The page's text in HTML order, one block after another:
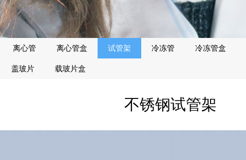
离心管 离心管盒 试管架 冷冻管 冷冻管盒
盖玻片 载玻片盒
不锈钢试管架